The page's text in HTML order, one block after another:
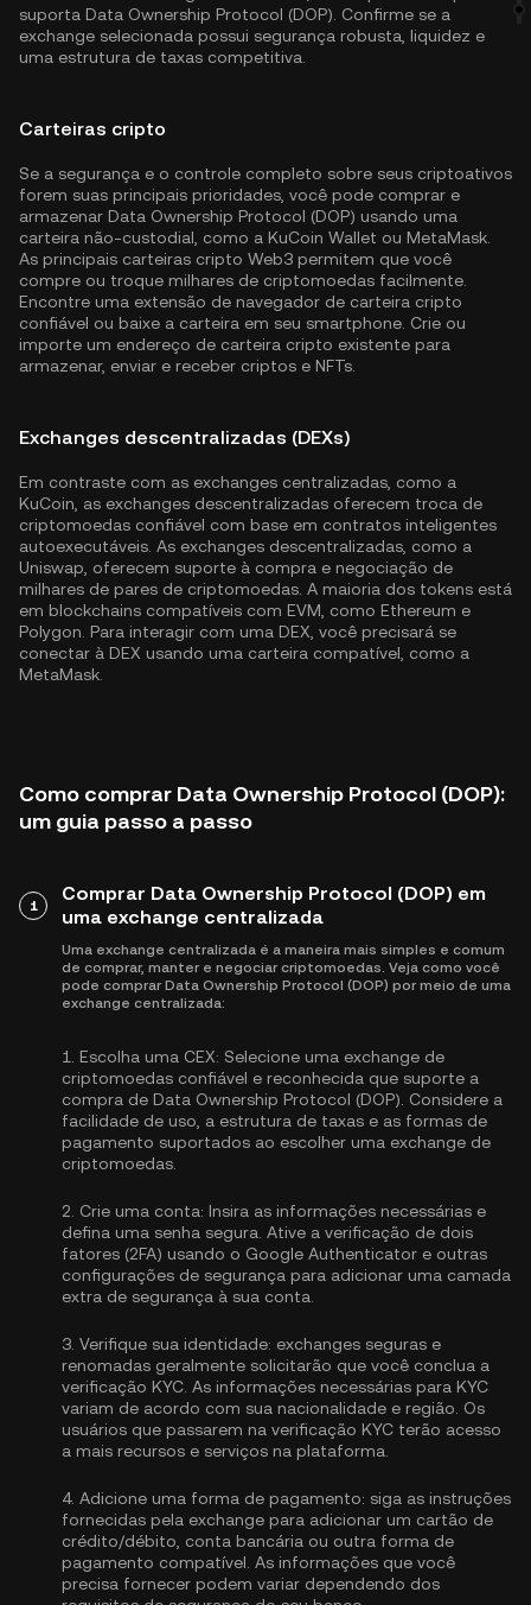
suporta Data Ownership Protocol (DOP). Confirme se a
exchange selecionada possui segurança robusta, liquidez e
uma estrutura de taxas competitiva.
Carteiras cripto
Se a segurança e o controle completo sobre seus criptoativos
forem suas principais prioridades, você pode comprar e
armazenar Data Ownership Protocol (DOP) usando uma
carteira não-custodial, como a KuCoin Wallet ou MetaMask.
As principais carteiras cripto Web3 permitem que você
compre ou troque milhares de criptomoedas facilmente.
Encontre uma extensão de navegador de carteira cripto
confiável ou baixe a carteira em seu smartphone. Crie ou
importe um endereço de carteira cripto existente para
armazenar, enviar e receber criptos e NFTs.
Exchanges descentralizadas (DEXs)
Em contraste com as exchanges centralizadas, como a
KuCoin, as exchanges descentralizadas oferecem troca de
criptomoedas confiável com base em contratos inteligentes
autoexecutáveis. As exchanges descentralizadas, como a
Uniswap, oferecem suporte à compra e negociação de
milhares de pares de criptomoedas. A maioria dos tokens está
em blockchains compatíveis com EVM, como Ethereum e
Polygon . Para interagir com uma DEX, você precisará se
conectar à DEX usando uma carteira compatível, como a
MetaMask.
Como comprar Data Ownership Protocol (DOP):
um guia passo a passo
1
Comprar Data Ownership Protocol (DOP) em
uma exchange centralizada
Uma exchange centralizada é a maneira mais simples e comum
de comprar, manter e negociar criptomoedas. Veja como você
pode comprar Data Ownership Protocol (DOP) por meio de uma
exchange centralizada:
1. Escolha uma CEX: Selecione uma exchange de
criptomoedas confiável e reconhecida que suporte a
compra de Data Ownership Protocol (DOP). Considere a
facilidade de uso, a estrutura de taxas e as formas de
pagamento suportados ao escolher uma exchange de
criptomoedas.
2. Crie uma conta: Insira as informações necessárias e
defina uma senha segura. Ative a verificação de dois
fatores (2FA) usando o Google Authenticator e outras
configurações de segurança para adicionar uma camada
extra de segurança à sua conta.
3. Verifique sua identidade: exchanges seguras e
renomadas geralmente solicitarão que você conclua a
verificação KYC . As informações necessárias para KYC
variam de acordo com sua nacionalidade e região. Os
usuários que passarem na verificação KYC terão acesso
a mais recursos e serviços na plataforma.
4. Adicione uma forma de pagamento: siga as instruções
fornecidas pela exchange para adicionar um cartão de
crédito/débito, conta bancária ou outra forma de
pagamento compatível. As informações que você
precisa fornecer podem variar dependendo dos